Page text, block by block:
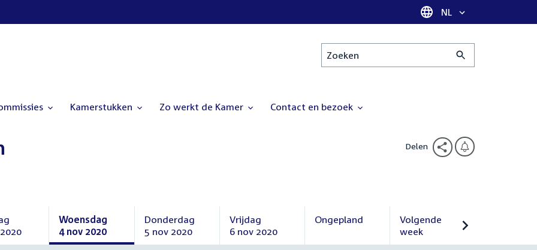
Taal selectie
NL
Zoeken
Kamerstukken Zo werkt de Kamer Contact en bezoek
Delen
Woensdag
4 nov 2020
Woensdag
Donderdag
5 nov 2020
Donderdag
Vrijdag
6 nov 2020
Vrijdag
Ongepland
Volgende
week
Volgende